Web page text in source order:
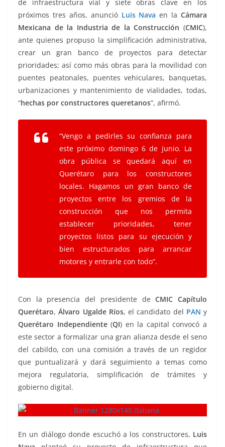
o
o
k
e
r
A
p
p
i
n
k
r
a
m
de infraestructura vial y siete obras clave en los
próximos tres años, anunció Luis Nava en la Cámara
Mexicana de la Industria de la Construcción (CMIC),
ante quienes propuso la simplificación administrativa,
crear un gran banco de proyectos para detectar
prioridades; así como más obras para la movilidad con
puentes peatonales, puentes vehiculares, banquetas,
urbanizaciones y mantenimiento de vialidades, todas,
“hechas por constructores queretanos”, afirmó.
“Vengo a pedirles su confianza para
este próximo domingo 6 de junio. La
obra pública se quedará aquí en
Querétaro para los constructores
locales. Hagamos un gran banco de
proyectos entre los gremios de la
construcción que nos permita
establecer prioridades, tener
proyectos listos para su ejecución y
bien estructurados para arrancar
motores y entrarle con todo”.
Con la presencia del presidente deCMIC Capítulo
Querétaro,Álvaro Ugalde Ríos, el candidato del PAN y
Querétaro Independiente(QI) en la capital convocó a
este sector a formalizar una gran alianza desde el seno
del cabildo, con una comisión a través de un regidor
que puntualizará y dará seguimiento a temas como
mejora regulatoria, simplificación de trámites y
gobierno digital.
En un diálogo donde escuchó a los constructores, Luis